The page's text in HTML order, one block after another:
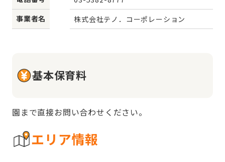
事業者名
株式会社テノ．コーポレーション
基本保育料
園まで直接お問い合わせください。
エリア情報